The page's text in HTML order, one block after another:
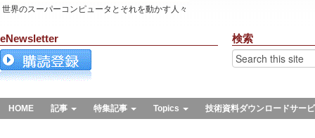
世界のスーパーコンピュータとそれを動かす人々
eNewsletter 検索
HOME 記事 特集記事 Topics 技術資料ダウンロードサー